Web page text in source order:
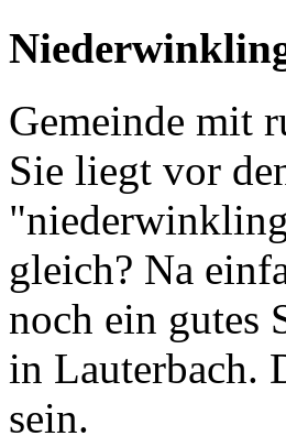
Gemeinde mit
Sie liegt vor
gleich? Na
noch ein gutes
in Lauterbach.
sein.